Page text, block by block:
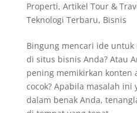
Properti, Artikel Tour &
Teknologi Terbaru, Bisnis
Bingung mencari ide
di situs bisnis Anda? Atau
pening memikirkan konten
cocok? Apabila masalah
dalam benak Anda,